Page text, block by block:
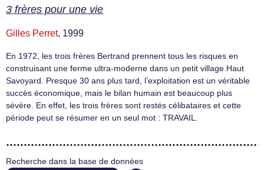
3 frères pour une vie
Gilles Perret, 1999
En 1972, les trois frères Bertrand prennent tous les risques en
construisant une ferme ultra-moderne dans un petit village Haut
Savoyard. Presque 30 ans plus tard, l’exploitation est un véritable
succès économique, mais le bilan humain est beaucoup plus
sévère. En effet, les trois frères sont restés célibataires et cette
période peut se résumer en un seul mot : TRAVAIL.
Recherche dans la base de données